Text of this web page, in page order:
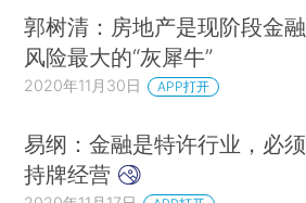
郭树清：房地产是现阶段金融
风险最大的“灰犀牛”
2020年11月30日 APP打开
易纲：金融是特许行业，必须
持牌经营